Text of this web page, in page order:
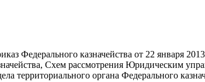
Федерального казначейства от 22 января
Схем рассмотрения Юридическим
территориального органа Федерального